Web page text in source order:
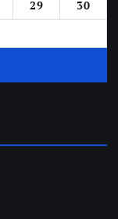
29
30